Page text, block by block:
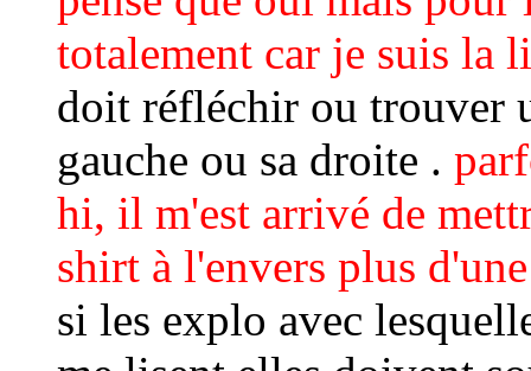
totalement car je suis la
doit réfléchir ou trouver
gauche ou sa droite .
hi, il m'est arrivé de
shirt à l'envers plus
si les explo avec